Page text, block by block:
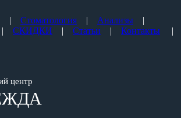
Стоматология Анализы
СКИДКИ Статьи Контакты
центр